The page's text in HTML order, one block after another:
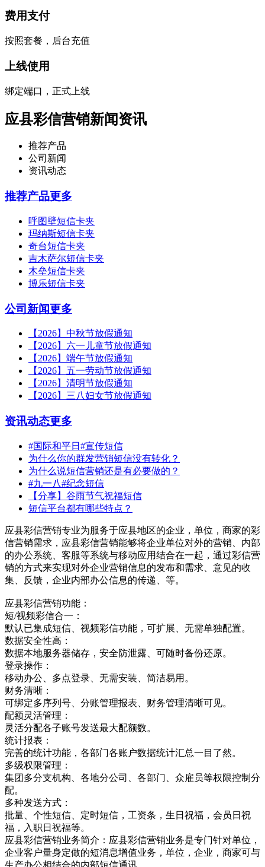
费用支付
按照套餐，后台充值
上线使用
绑定端口，正式上线
应县彩信营销新闻资讯
推荐产品
公司新闻
资讯动态
推荐产品更多
呼图壁短信卡夹
玛纳斯短信卡夹
奇台短信卡夹
吉木萨尔短信卡夹
木垒短信卡夹
博乐短信卡夹
公司新闻更多
【2026】中秋节放假通知
【2026】六一儿童节放假通知
【2026】端午节放假通知
【2026】五一劳动节放假通知
【2026】清明节放假通知
【2026】三八妇女节放假通知
资讯动态更多
#国际和平日#宣传短信
为什么你的群发营销短信没有转化？
为什么说短信营销还是有必要做的？
#九一八#纪念短信
【分享】谷雨节气祝福短信
短信平台都有哪些特点？
应县彩信营销专业为服务于应县地区的企业，单位，商家的彩
信营销需求，应县彩信营销能够将企业单位对外的营销、内部
的办公系统、客服等系统与移动应用结合在一起，通过彩信营
销的方式来实现对外企业营销信息的发布和需求、意见的收
集、反馈，企业内部办公信息的传递、等。
应县彩信营销功能：
短/视频彩信合一：
默认已集成短信、视频彩信功能，可扩展、无需单独配置。
数据安全性高：
数据本地服务器储存，安全防泄露、可随时备份还原。
登录操作：
移动办公、多点登录、无需安装、简洁易用。
财务清晰：
可绑定多序列号、分账管理报表、财务管理清晰可见。
配额灵活管理：
灵活分配各子账号发送最大配额数。
统计报表：
完善的统计功能，各部门各账户数据统计汇总一目了然。
多级权限管理：
集团多分支机构、各地分公司、各部门、众雇员等权限控制分
配。
多种发送方式：
批量、个性短信、定时短信，工资条，生日祝福，会员日祝
福，入职日祝福等。
应县彩信营销业务简介：应县彩信营销业务是专门针对单位，
企业客户量身定做的短消息增值业务，单位，企业，商家可与
生产办公相结合的内部短信通讯，